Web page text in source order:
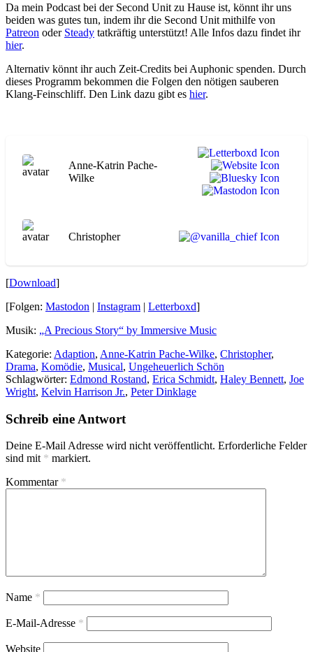
Da mein Podcast bei der Second Unit zu Hause ist, könnt ihr uns
beiden was gutes tun, indem ihr die Second Unit mithilfe von
Patreon oder Steady tatkräftig unterstützt! Alle Infos dazu findet ihr
hier.
Alternativ könnt ihr auch Zeit-Credits bei Auphonic spenden. Durch
dieses Programm bekommen die Folgen den nötigen sauberen
Klang-Feinschliff. Den Link dazu gibt es hier.
Anne-Katrin Pache-
Wilke
Christopher
[Download]
[Folgen: Mastodon | Instagram | Letterboxd]
Musik: „A Precious Story“ by Immersive Music
Kategorie: Adaption, Anne-Katrin Pache-Wilke, Christopher,
Drama, Komödie, Musical, Ungeheuerlich Schön
Schlagwörter: Edmond Rostand, Erica Schmidt, Haley Bennett, Joe
Wright, Kelvin Harrison Jr., Peter Dinklage
Schreib eine Antwort
Deine E-Mail Adresse wird nicht veröffentlicht. Erforderliche Felder
sind mit * markiert.
Kommentar *
Name *
E-Mail-Adresse *
Website